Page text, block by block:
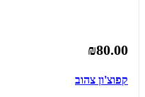
₪80.00
קפוצ'ון צהוב